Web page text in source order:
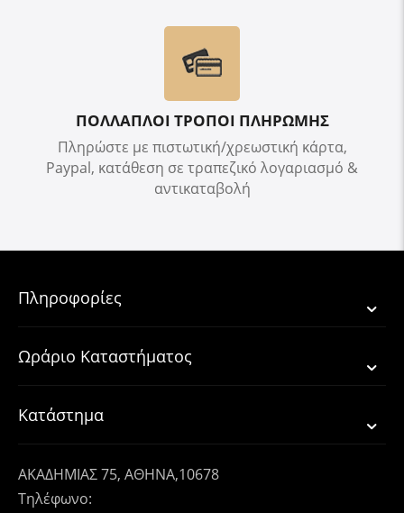
ΠΟΛΛΑΠΛΟΙ ΤΡΟΠΟΙ ΠΛΗΡΩΜΗΣ
Πληρώστε με πιστωτική/χρεωστική κάρτα,
Paypal, κατάθεση σε τραπεζικό λογαριασμό &
αντικαταβολή
Πληροφορίες
Ωράριο Καταστήματος
Κατάστημα
ΑΚΑΔΗΜΙΑΣ 75, ΑΘΗΝΑ,10678
Τηλέφωνο: